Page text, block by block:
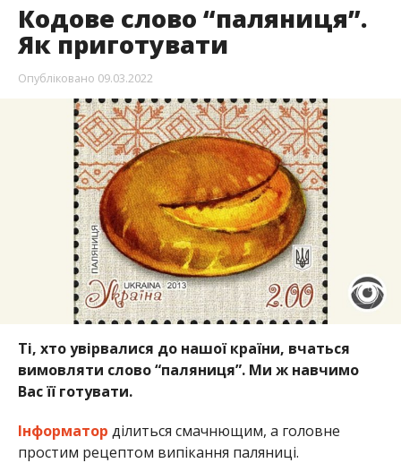
Кодове слово “паляниця”.
Як приготувати
Опубліковано 09.03.2022
Ті, хто увірвалися до нашої країни, вчаться
вимовляти слово “паляниця”. Ми ж навчимо
Вас її готувати.
Інформатор ділиться смачнющим, а головне
простим рецептом випікання паляниці.